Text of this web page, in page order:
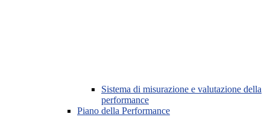
Sistema di misurazione e valutazione della
performance
Piano della Performance